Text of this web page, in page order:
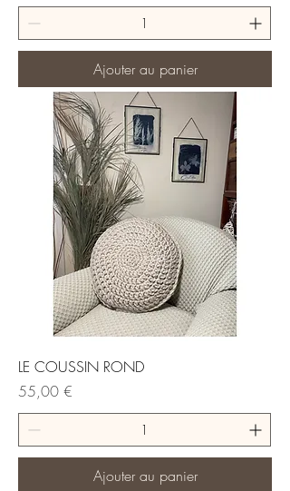
Ajouter au panier
LE COUSSIN ROND
Prix
55,00 €
Ajouter au panier